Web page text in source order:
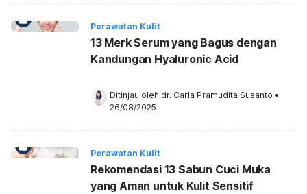
Perawatan Kulit
13 Merk Serum yang Bagus dengan
Kandungan Hyaluronic Acid
Ditinjau oleh dr. Carla Pramudita Susanto •
26/08/2025
Perawatan Kulit
Rekomendasi 13 Sabun Cuci Muka
yang Aman untuk Kulit Sensitif